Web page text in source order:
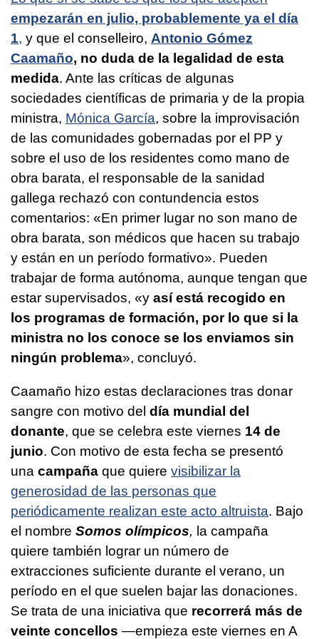
empezarán en julio, probablemente ya el día
1, y que el conselleiro, Antonio Gómez
Caamaño, no duda de la legalidad de esta
medida. Ante las críticas de algunas
sociedades científicas de primaria y de la propia
ministra, Mónica García, sobre la improvisación
de las comunidades gobernadas por el PP y
sobre el uso de los residentes como mano de
obra barata, el responsable de la sanidad
gallega rechazó con contundencia estos
comentarios: «En primer lugar no son mano de
obra barata, son médicos que hacen su trabajo
y están en un período formativo». Pueden
trabajar de forma autónoma, aunque tengan que
estar supervisados, «y así está recogido en
los programas de formación, por lo que si la
ministra no los conoce se los enviamos sin
ningún problema», concluyó.
Caamaño hizo estas declaraciones tras donar
sangre con motivo del día mundial del
donante, que se celebra este viernes 14 de
junio. Con motivo de esta fecha se presentó
una campaña que quiere visibilizar la
generosidad de las personas que
periódicamente realizan este acto altruista. Bajo
el nombre Somos olímpicos, la campaña
quiere también lograr un número de
extracciones suficiente durante el verano, un
período en el que suelen bajar las donaciones.
Se trata de una iniciativa que recorrerá más de
veinte concellos —empieza este viernes en A